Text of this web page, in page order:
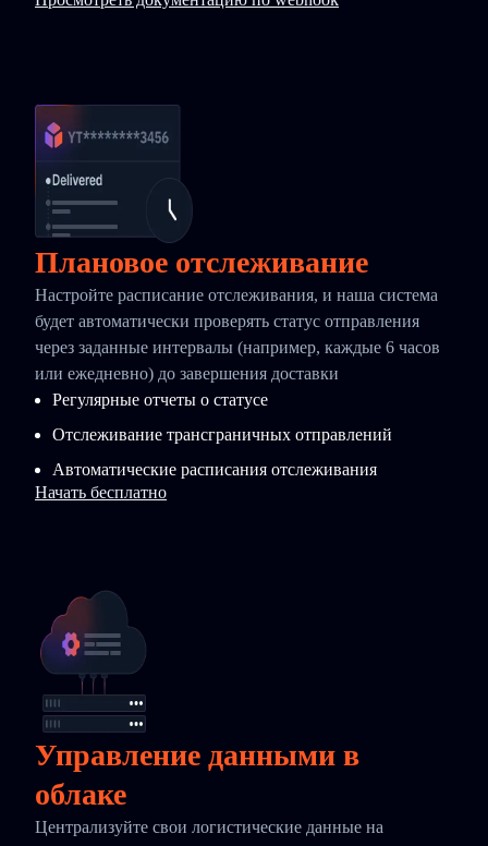
Плановое отслеживание
Настройте расписание отслеживания, и наша система
будет автоматически проверять статус отправления
через заданные интервалы (например, каждые 6 часов
или ежедневно) до завершения доставки
Регулярные отчеты о статусе
Отслеживание трансграничных отправлений
Автоматические расписания отслеживания
Начать бесплатно
Управление данными в
облаке
Централизуйте свои логистические данные на